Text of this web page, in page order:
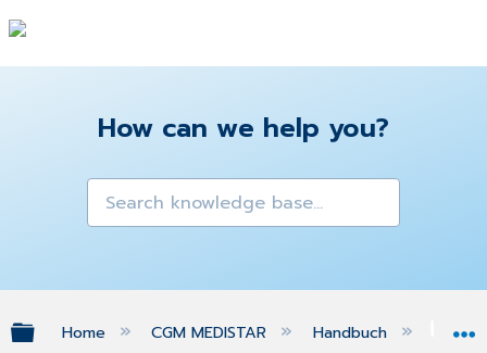
How can we help you?
Expand/collapse global hierarchy
Home CGM MEDISTAR Handbuch